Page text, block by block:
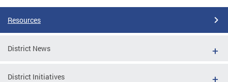
Resources
District News
District Initiatives